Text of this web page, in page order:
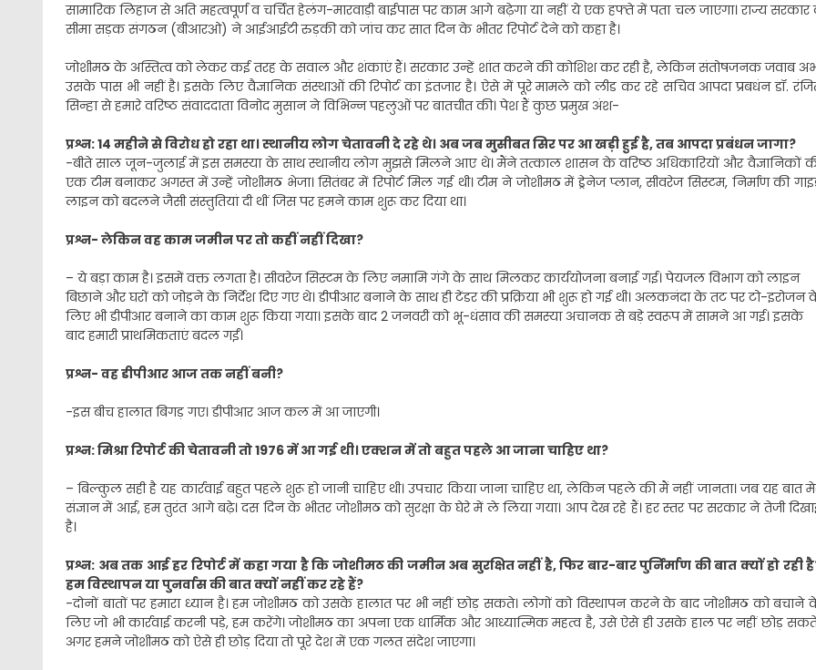
सामारिक लिहाज से अति महत्वपूर्ण व चर्चित हेलंग-मारवाड़ी बाईपास पर काम आगे बढ़ेगा या नहीं ये एक हफ्ते में पता चल जाएगा। राज्य सरकार
सीमा सड़क संगठन (बीआरओ) ने आईआईटी रुड़की को जांच कर सात दिन के भीतर रिपोर्ट देने को कहा है।
जोशीमठ के अस्तित्व को लेकर कई तरह के सवाल और शंकाएं हैं। सरकार उन्हें शांत करने की कोशिश कर रही है, लेकिन संतोषजनक जवाब
उसके पास भी नहीं है। इसके लिए वैज्ञानिक संस्थाओं की रिपोर्ट का इंतजार है। ऐसे में पूरे मामले को लीड कर रहे सचिव आपदा प्रबधंन डॉ.
सिन्हा से हमारे वरिष्ठ संवाददाता विनोद मुसान ने विभिन्न पहलुओं पर बातचीत की। पेश हैं कुछ प्रमुख अंश-
प्रश्न: 14 महीने से विरोध हो रहा था। स्थानीय लोग चेतावनी दे रहे थे। अब जब मुसीबत सिर पर आ खड़ी हुई है, तब आपदा प्रबंधन जागा?
-बीते साल जून-जुलाई में इस समस्या के साथ स्थानीय लोग मुझसे मिलने आए थे। मैंने तत्काल शासन के वरिष्ठ अधिकारियों और वैज्ञानिकों
एक टीम बनाकर अगस्त में उन्हें जोशीमठ भेजा। सितंबर में रिपोर्ट मिल गई थी। टीम ने जोशीमठ में ड्रेनेज प्लान, सीवरेज सिस्टम, निर्माण की
लाइन को बदलने जैसी संस्तुतियां दी थीं जिस पर हमने काम शुरू कर दिया था।
प्रश्न- लेकिन वह काम जमीन पर तो कहीं नहीं दिखा?
– ये बड़ा काम है। इसमें वक्त लगता है। सीवरेज सिस्टम के लिए नमामि गंगे के साथ मिलकर कार्ययोजना बनाई गई। पेयजल विभाग को लाइन
बिछाने और घरों को जोड़ने के निर्देश दिए गए थे। डीपीआर बनाने के साथ ही टेंडर की प्रक्रिया भी शुरू हो गई थी। अलकनंदा के तट पर टो-इरोजन
लिए भी डीपीआर बनाने का काम शुरू किया गया। इसके बाद 2 जनवरी को भू-धंसाव की समस्या अचानक से बड़े स्वरूप में सामने आ गई। इसके
बाद हमारी प्राथमिकताएं बदल गईं।
प्रश्न- वह डीपीआर आज तक नहीं बनी?
-इस बीच हालात बिगड़ गए। डीपीआर आज कल में आ जाएगी।
प्रश्न: मिश्रा रिपोर्ट की चेतावनी तो 1976 में आ गई थी। एक्शन में तो बहुत पहले आ जाना चाहिए था?
– बिल्कुल सही है यह कार्रवाई बहुत पहले शुरू हो जानी चाहिए थी। उपचार किया जाना चाहिए था, लेकिन पहले की मैं नहीं जानता। जब यह बात
संज्ञान में आई, हम तुरंत आगे बढ़े। दस दिन के भीतर जोशीमठ को सुरक्षा के घेरे में ले लिया गया। आप देख रहे हैं। हर स्तर पर सरकार ने तेजी
है।
प्रश्न: अब तक आई हर रिपोर्ट में कहा गया है कि जोशीमठ की जमीन अब सुरक्षित नहीं है, फिर बार-बार पुर्निर्माण की बात क्यों हो रही
हम विस्थापन या पुनर्वास की बात क्यों नहीं कर रहे हैं?
-दोनों बातों पर हमारा ध्यान है। हम जोशीमठ को उसके हालात पर भी नहीं छोड़ सकते। लोगों को विस्थापन करने के बाद जोशीमठ को बचाने
लिए जो भी कार्रवाई करनी पड़े, हम करेंगे। जोशीमठ का अपना एक धार्मिक और आध्यात्मिक महत्व है, उसे ऐसे ही उसके हाल पर नहीं छोड़
अगर हमने जोशीमठ को ऐसे ही छोड़ दिया तो पूरे देश में एक गलत संदेश जाएगा।